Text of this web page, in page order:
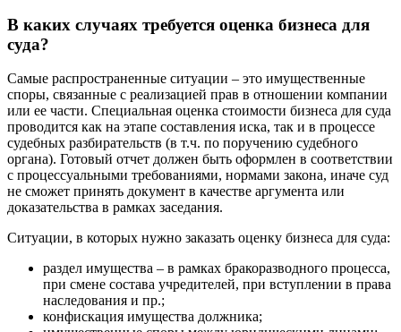
В каких случаях требуется оценка бизнеса для
суда?
Самые распространенные ситуации – это имущественные
споры, связанные с реализацией прав в отношении компании
или ее части. Специальная оценка стоимости бизнеса для суда
проводится как на этапе составления иска, так и в процессе
судебных разбирательств (в т.ч. по поручению судебного
органа). Готовый отчет должен быть оформлен в соответствии
с процессуальными требованиями, нормами закона, иначе суд
не сможет принять документ в качестве аргумента или
доказательства в рамках заседания.
Ситуации, в которых нужно заказать оценку бизнеса для суда:
раздел имущества – в рамках бракоразводного процесса,
при смене состава учредителей, при вступлении в права
наследования и пр.;
конфискация имущества должника;
Бирюч
Благовещенск
Благодарный
Богородицк
Боготол
Большой Камень
Бор
Борзя
Борисоглебск
Боровичи
Братск
Бугульма
Бугуруслан